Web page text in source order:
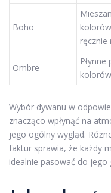
Boho
ręcznie
Ombre
Płynne
Wybór dywanu w
znacząco wpłynąć na
jego ogólny wygląd.
faktur sprawia, że każdy
idealnie pasować do